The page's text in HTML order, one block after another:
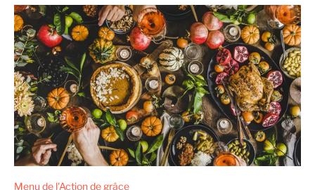
Menu de l'Action de grâce